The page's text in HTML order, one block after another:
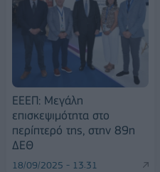
ΕΕΕΠ: Μεγάλη
επισκεψιμότητα στο
περίπτερό της, στην 89η
ΔΕΘ
18/09/2025 - 13:31